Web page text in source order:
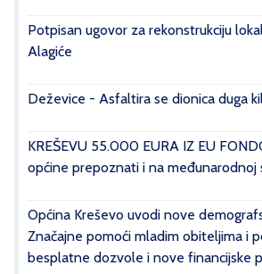
Potpisan ugovor za rekonstrukciju
Alagiće
Deževice - Asfaltira se dionica duga
KREŠEVU 55.000 EURA IZ EU
općine prepoznati i na međunarodnoj
Općina Kreševo uvodi nove
Značajne pomoći mladim obiteljima i
besplatne dozvole i nove financijske